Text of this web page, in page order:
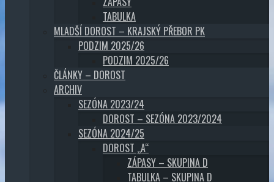
TABULKA
MLADŠÍ DOROST – KRAJSKÝ PŘEBOR PK
PODZIM 2025/26
PODZIM 2025/26
ČLÁNKY – DOROST
ARCHIV
SEZÓNA 2023/24
DOROST – SEZÓNA 2023/2024
SEZÓNA 2024/25
DOROST „A“
ZÁPASY – SKUPINA D
TABULKA – SKUPINA D